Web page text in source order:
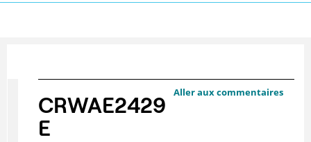
Aller aux commentaires
CRWAE2429
E